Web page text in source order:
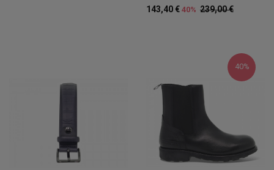
239,00 €
143,40 € 40%
40%